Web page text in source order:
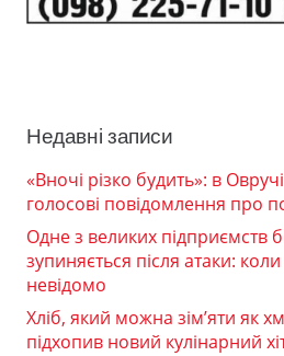
Недавні записи
«Вночі різко будить»: в
голосові повідомлення про
Одне з великих підприємств
зупиняється після атаки:
невідомо
Хліб, який можна зім’яти як
підхопив новий кулінарний